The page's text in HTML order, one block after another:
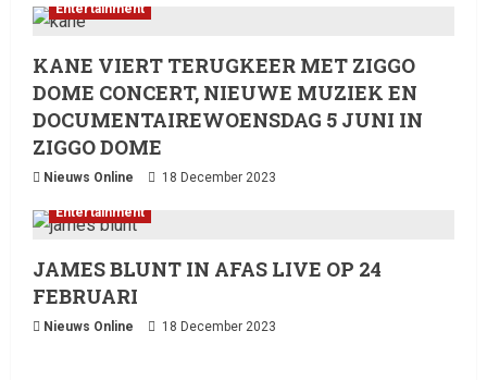
Entertainment
KANE VIERT TERUGKEER MET ZIGGO
DOME CONCERT, NIEUWE MUZIEK EN
DOCUMENTAIREWOENSDAG 5 JUNI IN
ZIGGO DOME
Nieuws Online 18 December 2023
Entertainment
JAMES BLUNT IN AFAS LIVE OP 24
FEBRUARI
Nieuws Online 18 December 2023
13 February 2026
3
Het belangrijkste
entertainmentnieuws van
vandaag, 12 februari 2026.
4
Laatste nieuws net binnen
Laatste nieuws net binnen